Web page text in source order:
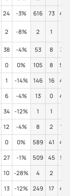
24 -3% 616 73
2 -8% 2 1
38 -4% 53 8
0 0% 105 8
1 -14% 146 16
6 -4% 13 0
34 -12% 1 1
12 -4% 8 2
0 0% 589 41
27 -1% 509 45
10 -28% 4 2
13 -12% 249 17